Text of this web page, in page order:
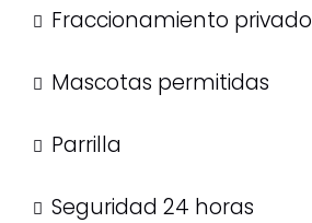
Fraccionamiento privado
Mascotas permitidas
Parrilla
Seguridad 24 horas